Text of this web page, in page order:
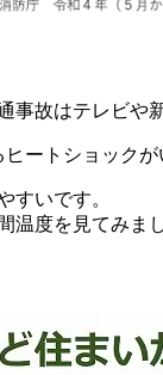
事故はテレビや
ートショック
すいです。
温度を見てみま